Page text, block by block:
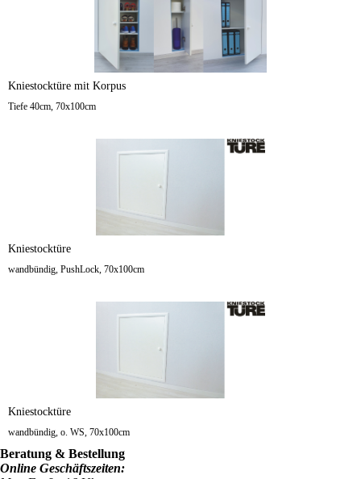
Kniestocktüre mit Korpus
Tiefe 40cm, 70x100cm
Kniestocktüre
wandbündig, PushLock, 70x100cm
Kniestocktüre
wandbündig, o. WS, 70x100cm
Beratung & Bestellung
Online Geschäftszeiten: